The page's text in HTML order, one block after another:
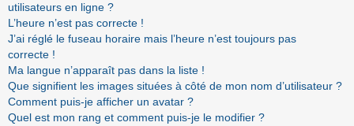
utilisateurs en ligne ?
L’heure n’est pas correcte !
J’ai réglé le fuseau horaire mais l’heure n’est toujours pas
correcte !
Ma langue n’apparaît pas dans la liste !
Que signifient les images situées à côté de mon nom d’utilisateur ?
Comment puis-je afficher un avatar ?
Quel est mon rang et comment puis-je le modifier ?